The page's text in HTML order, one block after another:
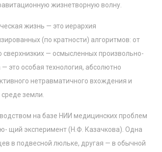
жизнетворную волну.
жизнь — это иерархия
(по кратности) алгоритмов: от
сверхнизких — осмысленных произвольно-
это особая технология, абсолютно
нетравматичного вхождения и
земли.
на базе НИИ медицинских проблем
щий эксперимент (Н.Ф. Казачкова). Одна
в подвесной люльке, другая — в обычной